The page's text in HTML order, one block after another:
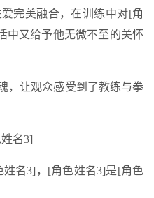
完美融合，在训练中对[角
中又给予他无微不至的关怀
，让观众感受到了教练与拳
名3]
名3]，[角色姓名3]是[角色